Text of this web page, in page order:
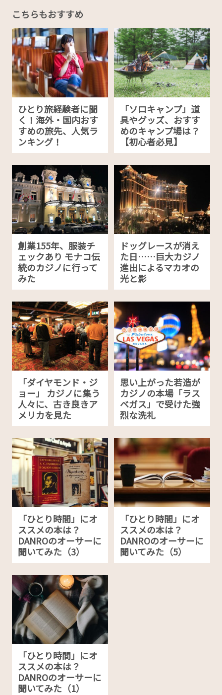
こちらもおすすめ
ひとり旅経験者に聞
く！海外・国内おす
すめの旅先、人気ラ
ンキング！
「ソロキャンプ」道
具やグッズ、おすす
めのキャンプ場は？
【初心者必見】
創業155年、服装チ
ェックあり モナコ伝
統のカジノに行って
みた
ドッグレースが消え
た日……巨大カジノ
進出によるマカオの
光と影
「ダイヤモンド・ジ
ョー」 カジノに集う
人々に、古き良きア
メリカを見た
思い上がった若造が
カジノの本場「ラス
ベガス」で受けた強
烈な洗礼
「ひとり時間」にオ
ススメの本は？
DANROのオーサーに
聞いてみた（3）
「ひとり時間」にオ
ススメの本は？
DANROのオーサーに
聞いてみた（5）
「ひとり時間」にオ
ススメの本は？
DANROのオーサーに
聞いてみた（1）